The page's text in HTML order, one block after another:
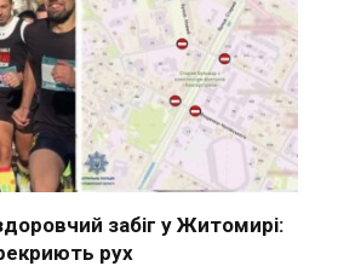
забіг у Житомирі:
рух